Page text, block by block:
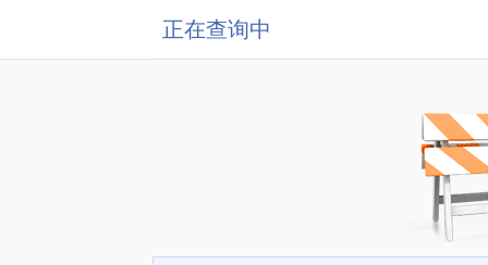
正在查询中